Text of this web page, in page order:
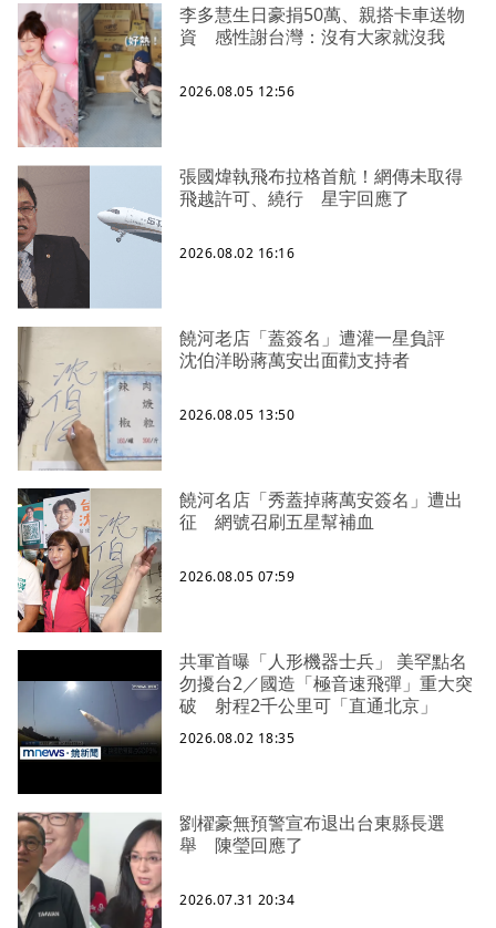
李多慧生日豪捐50萬、親搭卡車送物
資 感性謝台灣：沒有大家就沒我
2026.08.05 12:56
張國煒執飛布拉格首航！網傳未取得
飛越許可、繞行 星宇回應了
2026.08.02 16:16
饒河老店「蓋簽名」遭灌一星負評
沈伯洋盼蔣萬安出面勸支持者
2026.08.05 13:50
饒河名店「秀蓋掉蔣萬安簽名」遭出
征 網號召刷五星幫補血
2026.08.05 07:59
共軍首曝「人形機器士兵」 美罕點名
勿擾台2／國造「極音速飛彈」重大突
破 射程2千公里可「直通北京」
2026.08.02 18:35
劉櫂豪無預警宣布退出台東縣長選
舉 陳瑩回應了
2026.07.31 20:34